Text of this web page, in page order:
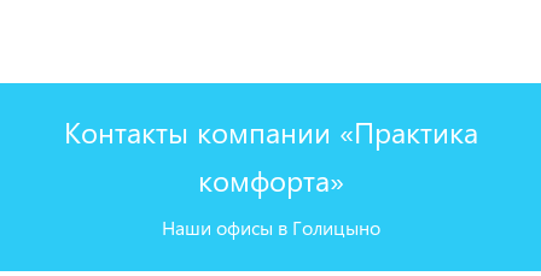
Контакты компании «Практика
комфорта»
Наши офисы в Голицыно